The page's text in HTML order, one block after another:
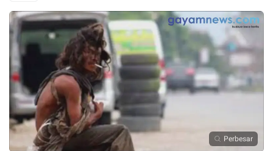
Perbesar